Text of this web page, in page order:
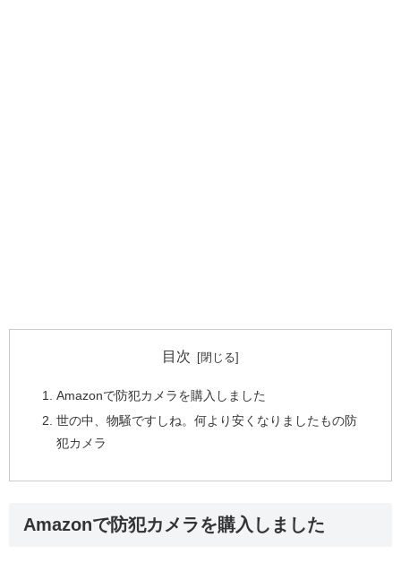
目次
Amazonで防犯カメラを購入しました
世の中、物騒ですしね。何より安くなりましたもの防
犯カメラ
Amazonで防犯カメラを購入しました